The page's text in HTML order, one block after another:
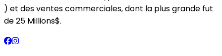
) et des ventes commerciales, dont la plus grande fut
de 25 Millions$.